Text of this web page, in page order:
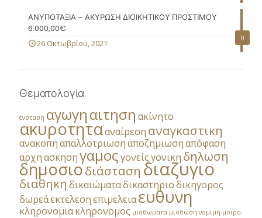
0
ΑΝΥΠΟΤΑΞΙΑ – ΑΚΥΡΩΣΗ ΔΙΟΙΚΗΤΙΚΟΥ ΠΡΟΣΤΙΜΟΥ
6.000,00€
26 Οκτωβρίου, 2021
Θεματολογία
ένσταση αγωγηαιτηση ακίνητο
ακυροτητααναίρεση αναγκαστικη
ανακοπηαπαλλοτριωσηαποζημιωσηαπόφαση
αρχηασκησηγαμοςγονείςγονικη δηλωση
δημοσιοδιάσταση διαζυγιο
διαθηκη δικαιώματαδικαστηριοδικηγορος
δωρεάεκτελεσηεπιμελειαευθυνη
κληρονομιακληρονομος μισθωματα μισθωση νομιμη-μοιρα-